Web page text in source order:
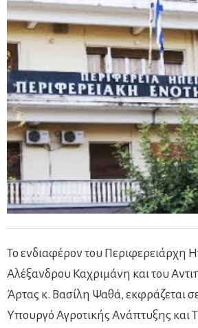
Το ενδιαφέρον του Περιφερειάρχη
Αλέξανδρου Καχριμάνη και του
Άρτας κ. Βασίλη Ψαθά, εκφράζεται
Υπουργό Αγροτικής Ανάπτυξης και